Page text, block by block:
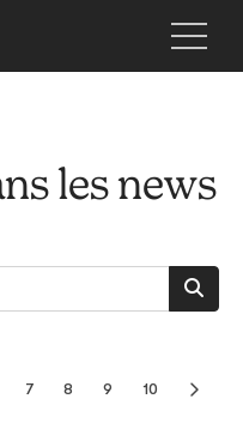
les news
7 8 9 10